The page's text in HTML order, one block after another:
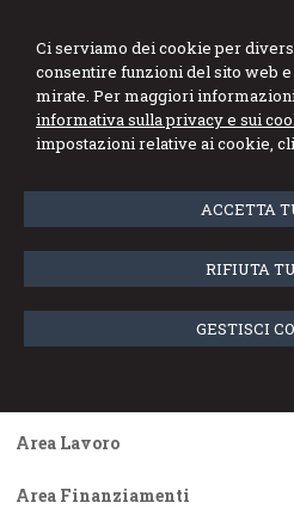
Ci serviamo dei cookie per
consentire funzioni del sito web
mirate. Per maggiori
informativa sulla privacy e sui
impostazioni relative ai cookie,
ACCETTA
RIFIUTA
GESTISCI
News dal Quotidiano
Quotidiano QPA
Archivio news
Area Lavoro
Area Finanziamenti